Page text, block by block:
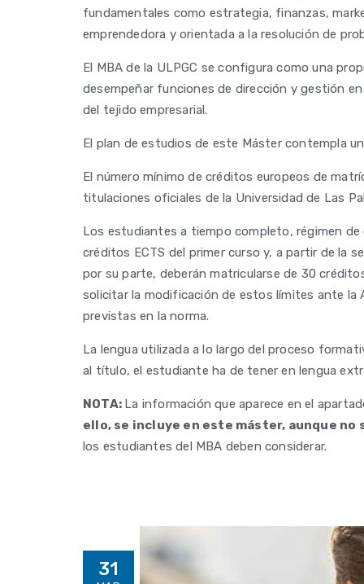
fundamentales como estrategia, finanzas,
emprendedora y orientada a la resolución de
El MBA de la ULPGC se configura como una
desempeñar funciones de dirección y gestión
del tejido empresarial.
El plan de estudios de este Máster contempla
El número mínimo de créditos europeos de
titulaciones oficiales de la Universidad de Las
Los estudiantes a tiempo completo, régimen
créditos ECTS del primer curso y, a partir de la
por su parte, deberán matricularse de 30
solicitar la modificación de estos límites ante
previstas en la norma.
La lengua utilizada a lo largo del proceso
al título, el estudiante ha de tener en lengua
NOTA: La información que aparece en el
ello, se incluye en este máster, aunque
los estudiantes del MBA deben considerar.
31